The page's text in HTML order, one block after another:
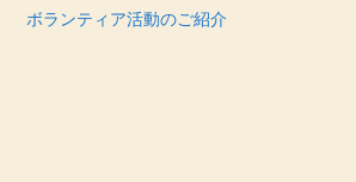
ボランティア活動のご紹介